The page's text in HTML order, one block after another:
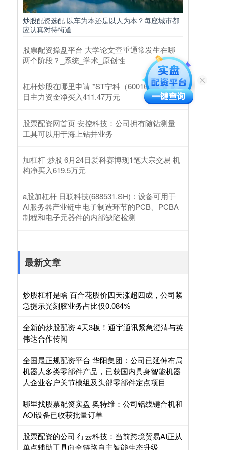
炒股配资选配 以车为本还是以人为本？每座城市都
应认真对待街道
股票配资操盘平台 大学论文查重通常发生在哪
两个阶段？_系统_学术_原创性
杠杆炒股在哪里申请 *ST宁科（600165）2月25
日主力资金净买入411.47万元
股票配资网首页 安控科技：公司拥有随钻测量
工具可以用于海上钻井业务
加杠杆 炒股 6月24日爱科赛博现1笔大宗交易 机
构净买入619.5万元
a股加杠杆 日联科技(688531.SH)：设备可用于
AI服务器产业链中电子制造环节的PCB、PCBA
制程和电子元器件的内部缺陷检测
最新文章
炒股杠杆是啥 百合花股价四天涨超四成，公司紧
急提示光刻胶业务占比仅0.084%
全新的炒股配资 4天3板！通宇通讯紧急澄清与英
伟达合作传闻
全国最正规配资平台 华阳集团：公司已延伸布局
机器人多类零部件产品，已获国内具身智能机器
人企业客户关节模组及头部零部件定点项目
哪里找股票配资实盘 奥特维：公司铝线键合机和
AOI设备已收获批量订单
股票配资的公司 行云科技：当前跨境贸易AI正从
单点辅助工具向全链路自主智能生态升级